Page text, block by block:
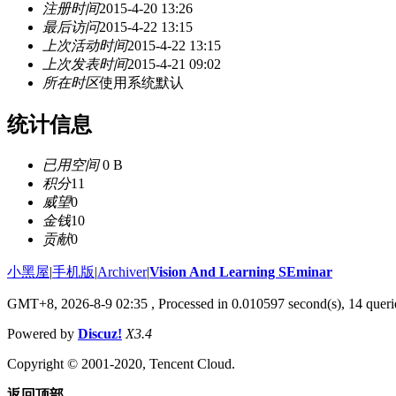
注册时间2015-4-20 13:26
最后访问2015-4-22 13:15
上次活动时间2015-4-22 13:15
上次发表时间2015-4-21 09:02
所在时区使用系统默认
统计信息
已用空间0 B
积分11
威望0
金钱10
贡献0
小黑屋|手机版|Archiver|Vision And Learning SEminar
GMT+8, 2026-8-9 02:35 , Processed in 0.010597 second(s), 14
Powered by Discuz! X3.4
Copyright © 2001-2020, Tencent Cloud.